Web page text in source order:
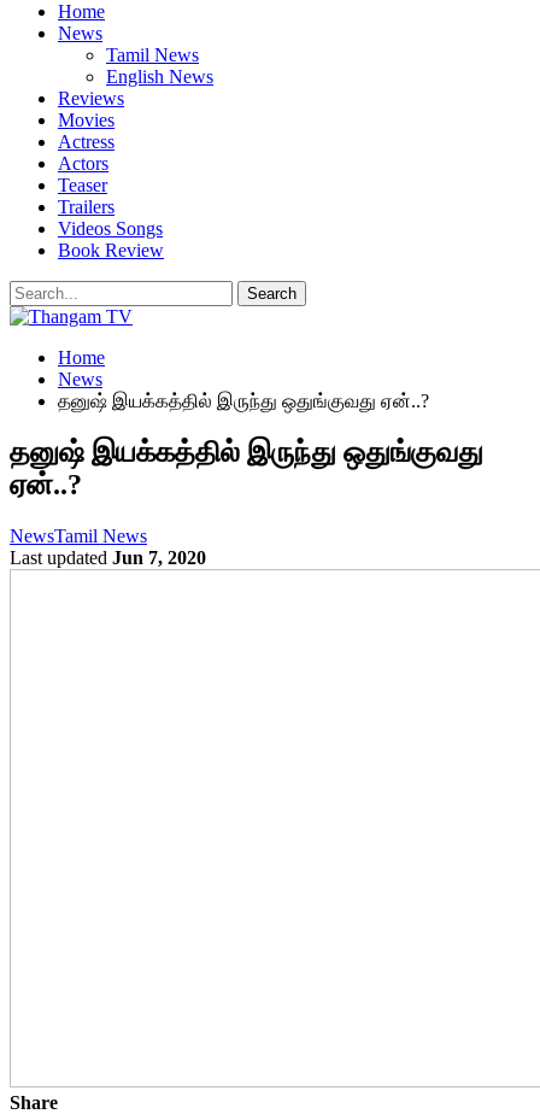
Home
News
Tamil News
English News
Reviews
Movies
Actress
Actors
Teaser
Trailers
Videos Songs
Book Review
Home
News
தனுஷ் இயக்கத்தில் இருந்து ஒதுங்குவது ஏன்..?
தனுஷ் இயக்கத்தில் இருந்து ஒதுங்குவது
ஏன்..?
NewsTamil News
Last updated Jun 7, 2020
Share